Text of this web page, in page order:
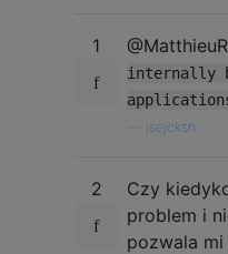
1
internally
jsejcksn
2
Czy
problem i
pozwala